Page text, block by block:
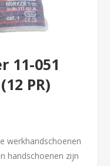
11-051
PR)
werkhandschoenen
handschoenen zijn